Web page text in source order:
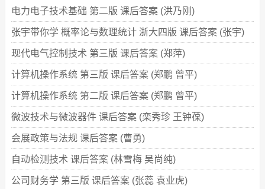
auto1@myxtbj：下载了“力学 第二版 期末试卷及答
案 (赵凯华)”
auto1@2wfwfw：下载了“现代工程图学习题集 课后
答案 (朱洲芳 周良德)”
auto1@myxtbj：下载了“复变函数 第四版 期末试卷
及答案)”
auto1@myxtbj：下载了“普通物理学教程 力学 第二
版 期末试卷及答案 (漆安慎)
auto1@myxtbj：下载了“力学 第三版 期末试卷及答
案 (漆安慎)”
电力电子技术基础 第二版 课后答案 (洪乃刚)
张宇带你学 概率论与数理统计 浙大四版 课后答案 (张宇)
现代电气控制技术 第三版 课后答案 (郑萍)
计算机操作系统 第三版 课后答案 (郑鹏 曾平)
计算机操作系统 第二版 课后答案 (郑鹏 曾平)
微波技术与微波器件 课后答案 (栾秀珍 王钟葆)
会展政策与法规 课后答案 (曹勇)
自动检测技术 课后答案 (林雪梅 吴尚纯)
公司财务学 第三版 课后答案 (张蕊 袁业虎)